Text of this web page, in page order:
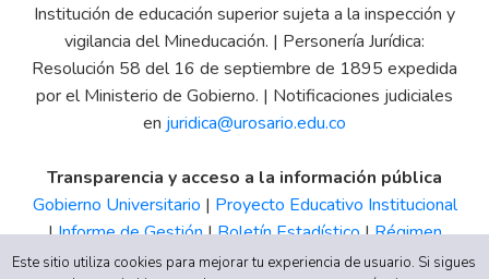
Institución de educación superior sujeta a la inspección y
vigilancia del Mineducación. | Personería Jurídica:
Resolución 58 del 16 de septiembre de 1895 expedida
por el Ministerio de Gobierno. | Notificaciones judiciales
en juridica@urosario.edu.co
Transparencia y acceso a la información pública
Gobierno Universitario | Proyecto Educativo Institucional
|Informe de Gestión|Boletín Estadístico|Régimen
Tributario|Estados Financieros |Código de Ética| Canal
Este sitio utiliza cookies para mejorar tu experiencia de usuario. Si sigues